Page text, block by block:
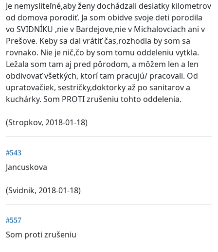
Je nemysliteľné,aby ženy dochádzali desiatky kilometrov
od domova porodiť. Ja som obidve svoje deti porodila
vo SVIDNÍKU ,nie v Bardejove,nie v Michalovciach ani v
Prešove. Keby sa dal vrátiť čas,rozhodla by som sa
rovnako. Nie je nič,čo by som tomu oddeleniu vytkla.
Ležala som tam aj pred pôrodom, a môžem len a len
obdivovať všetkých, ktorí tam pracujú/ pracovali. Od
upratovačiek, sestričky,doktorky až po sanitarov a
kuchárky. Som PROTI zrušeniu tohto oddelenia.
(Stropkov, 2018-01-18)
#543
Jancuskova
(Svidnik, 2018-01-18)
#557
Som proti zrušeniu